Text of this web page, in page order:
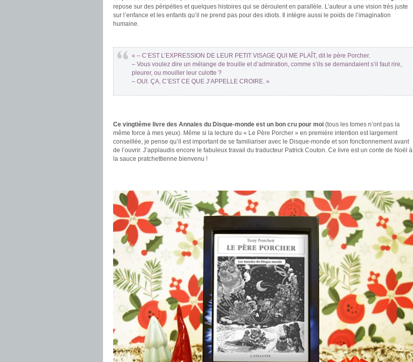
repose sur des péripéties et quelques histoires qui se déroulent en parallèle. L’auteur a une vision très juste
sur l’enfance et les enfants qu’il ne prend pas pour des idiots. Il intègre aussi le poids de l’imagination
humaine.
« – C’EST L’EXPRESSION DE LEUR PETIT VISAGE QUI ME PLAÎT, dit le père Porcher.
– Vous voulez dire un mélange de trouille et d’admiration, comme s’ils se demandaient s’il faut rire,
pleurer, ou mouiller leur culotte ?
– OUI. ÇA, C’EST CE QUE J’APPELLE CROIRE. »
Ce vingtième livre des Annales du Disque-monde est un bon cru pour moi (tous les tomes n’ont pas la
même force à mes yeux). Même si la lecture du « Le Père Porcher » en première intention est largement
conseillée, je pense qu’il est important de se familiariser avec le Disque-monde et son fonctionnement avant
de l’ouvrir. J’applaudis encore le fabuleux travail du traducteur Patrick Couton. Ce livre est un conte de Noël à
la sauce pratchettienne bienvenu !